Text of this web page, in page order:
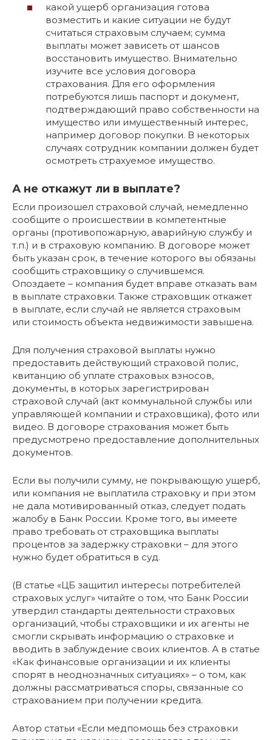
какой ущерб организация готова
возместить и какие ситуации не будут
считаться страховым случаем; сумма
выплаты может зависеть от шансов
восстановить имущество. Внимательно
изучите все условия договора
страхования. Для его оформления
потребуются лишь паспорт и документ,
подтверждающий право собственности на
имущество или имущественный интерес,
например договор покупки. В некоторых
случаях сотрудник компании должен будет
осмотреть страхуемое имущество.
А не откажут ли в выплате?
Если произошел страховой случай, немедленно
сообщите о происшествии в компетентные
органы (противопожарную, аварийную службу и
т.п.) и в страховую компанию. В договоре может
быть указан срок, в течение которого вы обязаны
сообщить страховщику о случившемся.
Опоздаете – компания будет вправе отказать вам
в выплате страховки. Также страховщик откажет
в выплате, если случай не является страховым
или стоимость объекта недвижимости завышена.
Для получения страховой выплаты нужно
предоставить действующий страховой полис,
квитанцию об уплате страховых взносов,
документы, в которых зарегистрирован
страховой случай (акт коммунальной службы или
управляющей компании и страховщика), фото или
видео. В договоре страхования может быть
предусмотрено предоставление дополнительных
документов.
Если вы получили сумму, не покрывающую ущерб,
или компания не выплатила страховку и при этом
не дала мотивированный отказ, следует подать
жалобу в Банк России. Кроме того, вы имеете
право требовать от страховщика выплаты
процентов за задержку страховки – для этого
нужно будет обратиться в суд.
(В статье «ЦБ защитил интересы потребителей
страховых услуг» читайте о том, что Банк России
утвердил стандарты деятельности страховых
организаций, чтобы страховщики и их агенты не
смогли скрывать информацию о страховке и
вводить в заблуждение своих клиентов. А в статье
«Как финансовые организации и их клиенты
спорят в неоднозначных ситуациях» – о том, как
должны рассматриваться споры, связанные со
страхованием при получении кредита.
Автор статьи «Если медпомощь без страховки